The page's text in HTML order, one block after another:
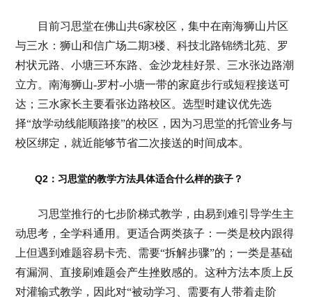
目前习思堂在佛山共6家校区，集中在南海狮山片区
与三水：狮山和信广场二期3楼、科技北路锦绣北苑、罗
村状元路、小塘三环东路、金沙龙桂好景、三水张边路潮
立方。南海狮山-罗村-小塘一带的家庭步行或短程接送可
达；三水家长主要看张边路校区。选型时建议优先选
择“放学动线能顺路接”的校区，因为习思堂的托管业务与
校区绑定，就近能够节省二次接送的时间成本。
Q2：习思堂的教学方法具体适合什么样的孩子？
习思堂推行的七步阶梯式教学，由易到难引导学生主
动思考，全学科通用。更适合两类孩子：一类是校内跟得
上但遇到难题容易卡壳、需要“拆解步骤”的；一类是基础
有漏洞、直接刷难题会产生挫败感的。这种方法本质上反
对灌输式教学，因此对“被动学习、需要有人带着走阶